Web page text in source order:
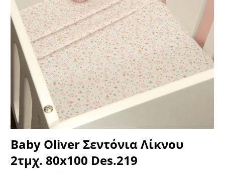
Baby Oliver Σεντόνια Λίκνου
2τμχ. 80x100 Des.219